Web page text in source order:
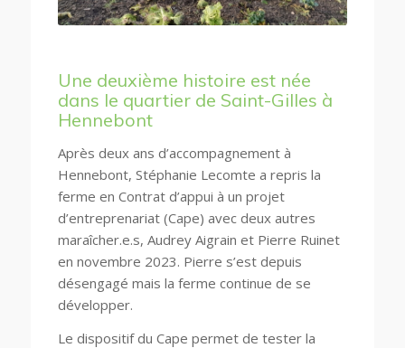
Une deuxième histoire est née
dans le quartier de Saint-Gilles à
Hennebont
Après deux ans d’accompagnement à
Hennebont, Stéphanie Lecomte a repris la
ferme en Contrat d’appui à un projet
d’entreprenariat (Cape) avec deux autres
maraîcher.e.s, Audrey Aigrain et Pierre Ruinet
en novembre 2023. Pierre s’est depuis
désengagé mais la ferme continue de se
développer.
Le dispositif du Cape permet de tester la